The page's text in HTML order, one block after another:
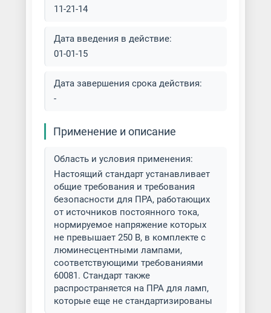
11-21-14
Дата введения в действие:
01-01-15
Дата завершения срока действия:
-
Применение и описание
Область и условия применения:
Настоящий стандарт устанавливает
общие требования и требования
безопасности для ПРА, работающих
от источников постоянного тока,
нормируемое напряжение которых
не превышает 250 В, в комплекте с
люминесцентными лампами,
соответствующими требованиями
60081. Стандарт также
распространяется на ПРА для ламп,
которые еще не стандартизированы